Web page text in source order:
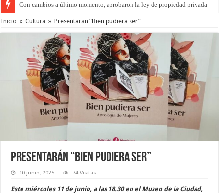
Con cambios a último momento, aprobaron la ley de propiedad privada
Inicio » Cultura » Presentarán “Bien pudiera ser”
Presentarán “Bien pudiera ser”
10 junio, 2025 74 Visitas
Este miércoles 11 de junio, a las 18.30 en el Museo de la Ciudad,